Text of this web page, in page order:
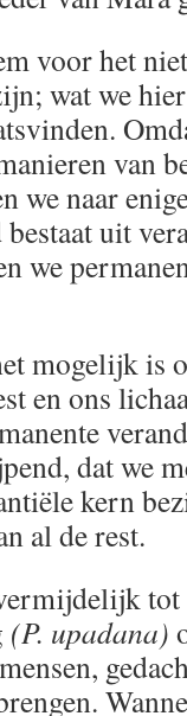
voor het
wat we
van
we naar
uit
we
mogelijk is
en ons
dat we
kern
al de rest.
tot
(P. upadana)